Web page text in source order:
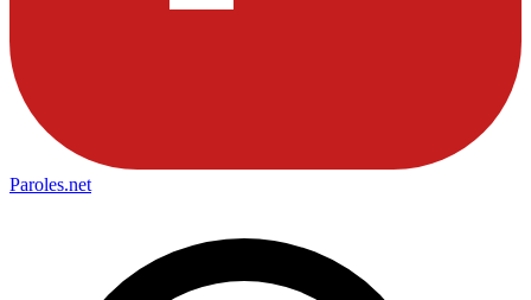
Paroles.net